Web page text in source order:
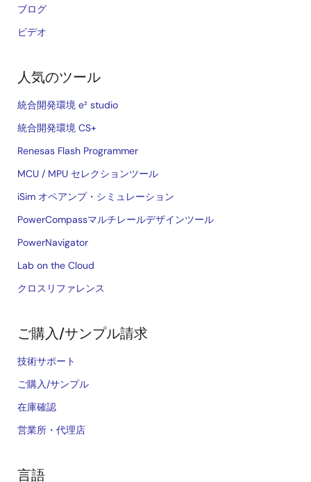
ブログ
ビデオ
人気のツール
統合開発環境 e² studio
統合開発環境 CS+
Renesas Flash Programmer
MCU / MPU セレクションツール
iSim オペアンプ・シミュレーション
PowerCompassマルチレールデザインツール
PowerNavigator
Lab on the Cloud
クロスリファレンス
ご購入/サンプル請求
技術サポート
ご購入/サンプル
在庫確認
営業所・代理店
言語